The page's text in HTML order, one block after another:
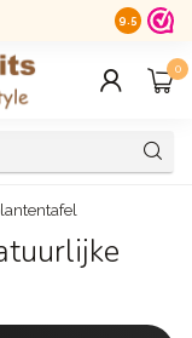
14 dagen
9.5
0